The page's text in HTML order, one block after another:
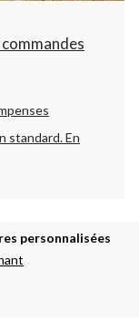
standard.En
personnalisées